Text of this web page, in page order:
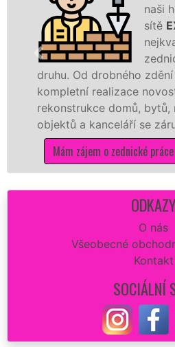
naši hodinoví
sítěEXTRA
nejkvalitnější a
zednické práce
Od drobného zdění či oprav až
realizace novostavby či
domů, bytů, rekreačních
a kanceláří se zárukou kvality.
zájem o zednické práce ve Starém
ODKAZY
O nás
Všeobecné
Kontakt
SOCIÁLNÍ